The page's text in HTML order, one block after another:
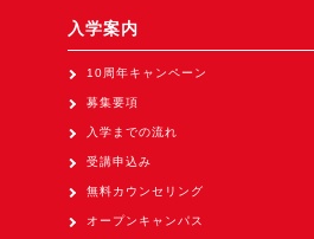
（1/8～10東京ビッグサイト）に出展。
Tsumiki Community Day 2026
（5/27～28 秋葉原UDX）に出展。
《求人》
入学案内
10周年キャンペーン
募集要項
入学までの流れ
受講申込み
無料カウンセリング
オープンキャンパス